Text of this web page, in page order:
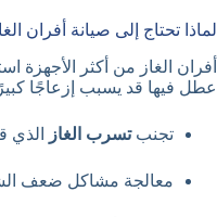
لماذا تحتاج إلى صيانة أفران
أفران الغاز من أكثر
عطل فيها قد يسبب إزعاجًا
تجنبتسرب الغاز
معالجة مشاكل ضعف